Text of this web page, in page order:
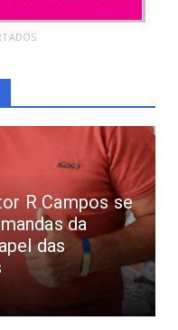
R Campos se
da
das